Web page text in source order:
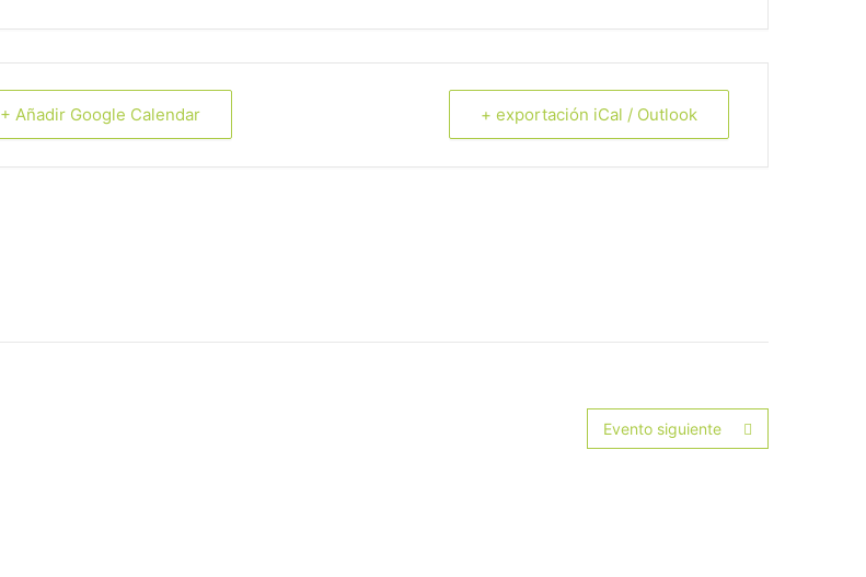
+ Añadir Google Calendar + exportación iCal / Outlook
Evento siguiente